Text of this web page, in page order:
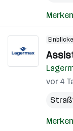
Merken
Einblicke
vor 4
Merken